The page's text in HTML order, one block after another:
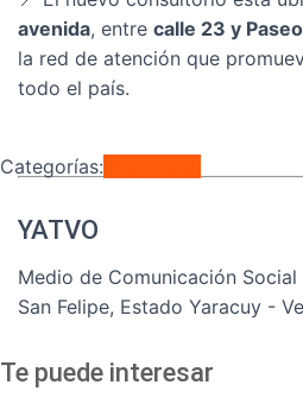
avenida, entre calle 23 y
la red de atención que
todo el país.
Categorías:
YATVO
Medio de Comunicación Social
San Felipe, Estado Yaracuy -
Te puede interesar